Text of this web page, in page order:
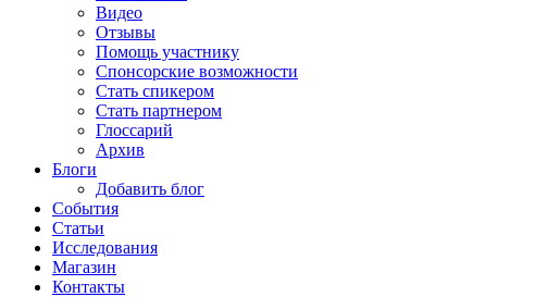
Видео
Отзывы
Помощь участнику
Спонсорские возможности
Стать спикером
Стать партнером
Глоссарий
Архив
Блоги
Добавить блог
События
Статьи
Исследования
Магазин
Контакты